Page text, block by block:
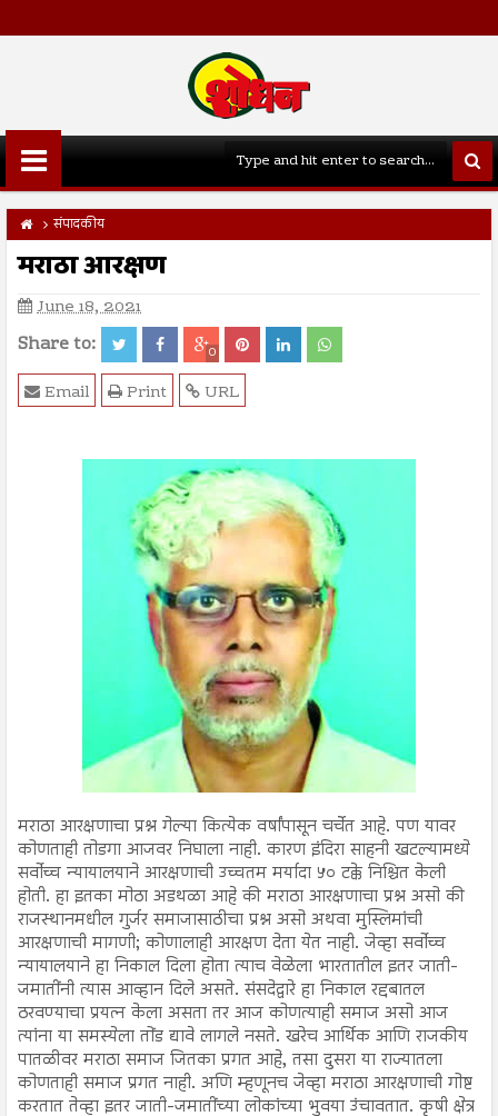
संपादकीय
मराठा आरक्षण
June 18, 2021
Share to: 0
URL
Print
Email
मराठा आरक्षणाचा प्रश्न गेल्या कित्येक वर्षांपासून चर्चेत आहे. पण यावर
कोणताही तोडगा आजवर निघाला नाही. कारण इंदिरा साहनी खटल्यामध्ये
सर्वोच्च न्यायालयाने आरक्षणाची उच्चतम मर्यादा ५० टक्के निश्चित केली
होती. हा इतका मोठा अडथळा आहे की मराठा आरक्षणाचा प्रश्न असो की
राजस्थानमधील गुर्जर समाजासाठीचा प्रश्न असो अथवा मुस्लिमांची
आरक्षणाची मागणी; कोणालाही आरक्षण देता येत नाही. जेव्हा सर्वोच्च
न्यायालयाने हा निकाल दिला होता त्याच वेळेला भारतातील इतर जाती-
जमातींनी त्यास आव्हान दिले असते. संसदेद्वारे हा निकाल रद्दबातल
ठरवण्याचा प्रयत्न केला असता तर आज कोणत्याही समाज असो आज
त्यांना या समस्येला तोंड द्यावे लागले नसते. खरेच आर्थिक आणि राजकीय
पातळीवर मराठा समाज जितका प्रगत आहे, तसा दुसरा या राज्यातला
कोणताही समाज प्रगत नाही. अणि म्हणूनच जेव्हा मराठा आरक्षणाची गोष्ट
करतात तेव्हा इतर जाती-जमातींच्या लोकांच्या भुवया उंचावतात. कृषी क्षेत्र